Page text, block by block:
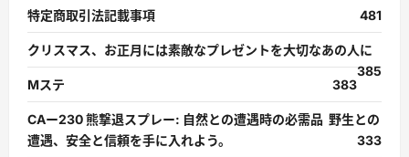
特定商取引法記載事項 481
クリスマス、お正月には素敵なプレゼントを大切なあの人に
385
Mステ
383
CAー230 熊撃退スプレー: 自然との遭遇時の必需品 野生との
遭遇、安全と信頼を手に入れよう。
333